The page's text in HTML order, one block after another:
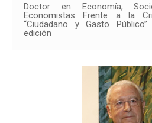
Doctor en Economía,
Economistas Frente a la
“Ciudadano y Gasto
edición